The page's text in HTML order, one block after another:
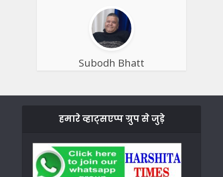
Subodh Bhatt
हमारे व्हाट्सएप्प ग्रुप से जुड़े